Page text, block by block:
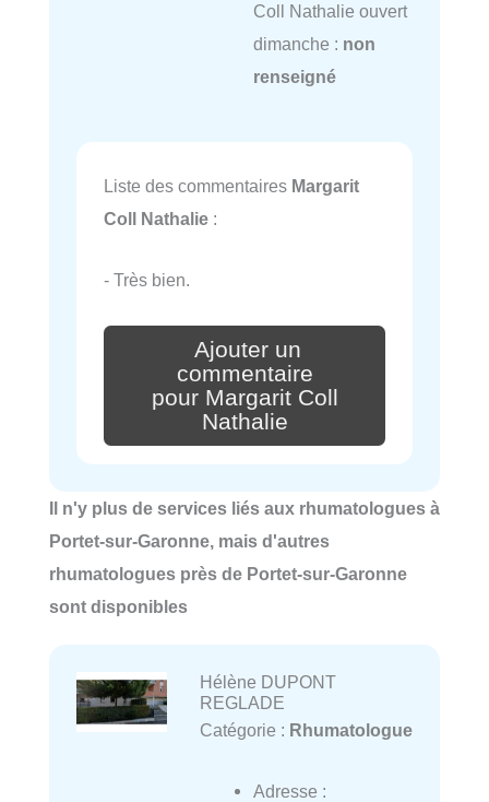
Coll Nathalie ouvert
dimanche : non
renseigné
Liste des commentaires Margarit
Coll Nathalie :
- Très bien.
Ajouter un
commentaire
pour Margarit Coll
Nathalie
Il n'y plus de services liés aux rhumatologues à
Portet-sur-Garonne, mais d'autres
rhumatologues près de Portet-sur-Garonne
sont disponibles
Hélène DUPONT
REGLADE
Catégorie : Rhumatologue
Adresse :